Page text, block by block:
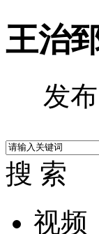
王治
发
搜 索
视频